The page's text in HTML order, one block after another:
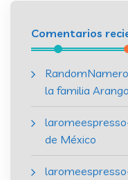
Comentarios
la familia
de México